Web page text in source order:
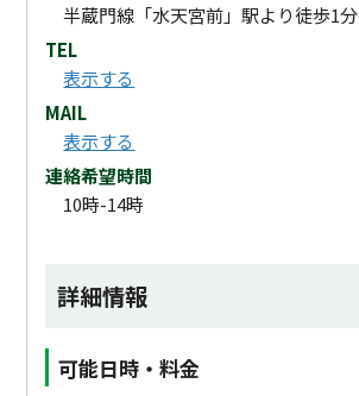
半蔵門線「水天宮前」駅より徒歩1分
TEL
表示する
MAIL
表示する
連絡希望時間
10時-14時
詳細情報
可能日時・料金